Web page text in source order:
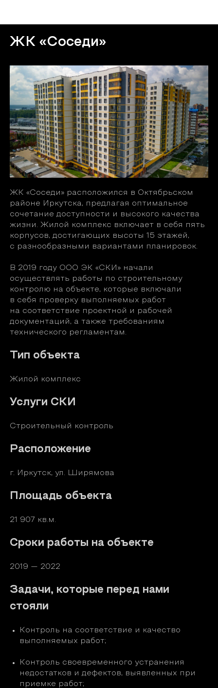
ЖК «Соседи»
ЖК «Соседи» расположился в Октябрьском
районе Иркутска, предлагая оптимальное
сочетание доступности и высокого качества
жизни. Жилой комплекс включает в себя пять
корпусов, достигающих высоты 15 этажей,
с разнообразными вариантами планировок.
В 2019 году ООО ЭК «СКИ» начали
осуществлять работы по строительному
контролю на объекте, которые включали
в себя проверку выполняемых работ
на соответствие проектной и рабочей
документаций, а также требованиям
технического регламентам.
Тип объекта
Жилой комплекс
Услуги СКИ
Строительный контроль
Расположение
г. Иркутск, ул. Ширямова
Площадь объекта
21 907 кв.м.
Сроки работы на объекте
2019 — 2022
Задачи, которые перед нами
стояли
Контроль на соответствие и качество
выполняемых работ;
Контроль своевременного устранения
недостатков и дефектов, выявленных при
приемке работ;